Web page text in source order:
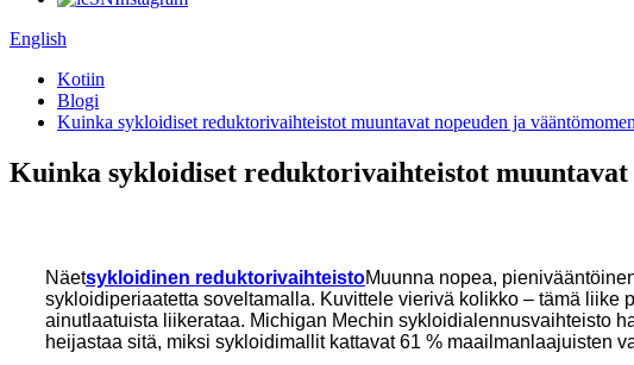
English
Kotiin
Blogi
Kuinka sykloidiset reduktorivaihteistot muuntavat nopeuden ja
Kuinka sykloidiset reduktorivaihteistot muuntavat
Näetsykloidinen reduktorivaihteistoMuunna nopea,
sykloidiperiaatetta soveltamalla. Kuvittele vierivä kolikko – tämä liike
ainutlaatuista liikerataa. Michigan Mechin sykloidialennusvaihteisto
heijastaa sitä, miksi sykloidimallit kattavat 61 % maailmanlaajuisten